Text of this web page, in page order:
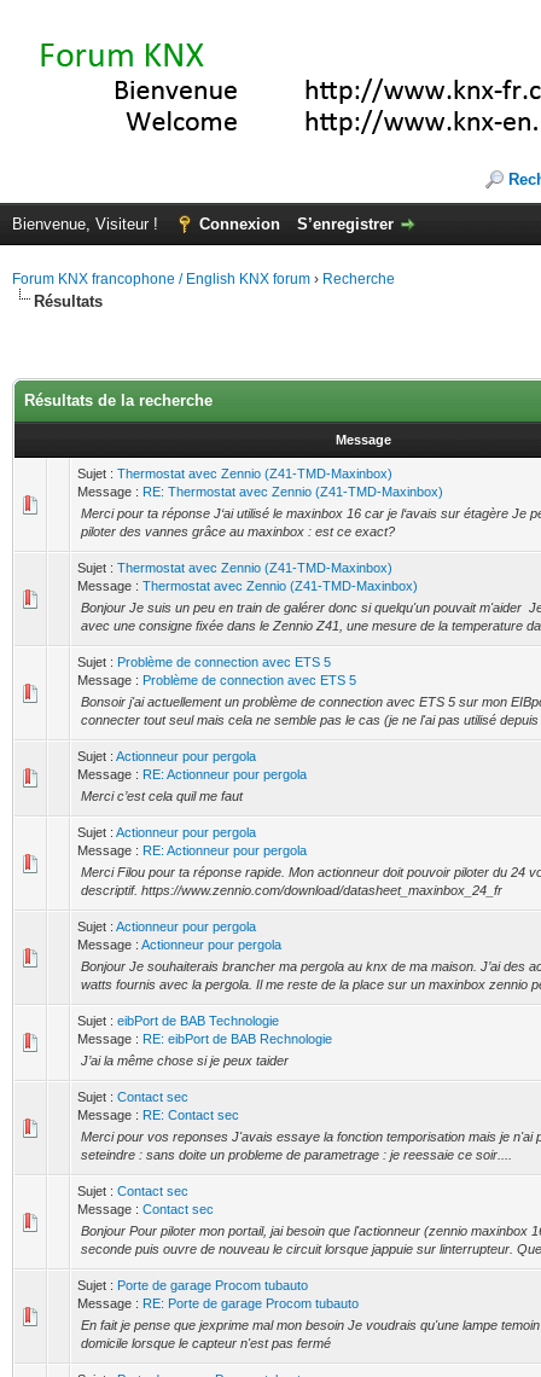
Bienvenue, Visiteur ! Connexion S’enregistrer
Forum KNX francophone / English KNX forum › Recherche
Résultats
Résultats de la recherche
Message
Sujet : Thermostat avec Zennio (Z41-TMD-Maxinbox)
Message : RE: Thermostat avec Zennio (Z41-TMD-Maxinbox)
Merci pour ta réponse J‘ai utilisé le maxinbox 16 car je l‘avais sur étagère Je
piloter des vannes grâce au maxinbox : est ce exact?
Sujet : Thermostat avec Zennio (Z41-TMD-Maxinbox)
Message : Thermostat avec Zennio (Z41-TMD-Maxinbox)
Bonjour Je suis un peu en train de galérer donc si quelqu'un pouvait m'aider
avec une consigne fixée dans le Zennio Z41, une mesure de la temperature
Sujet : Problème de connection avec ETS 5
Message : Problème de connection avec ETS 5
Bonsoir j'ai actuellement un problème de connection avec ETS 5 sur mon
connecter tout seul mais cela ne semble pas le cas (je ne l'ai pas utilisé
Sujet : Actionneur pour pergola
Message : RE: Actionneur pour pergola
Merci c’est cela quil me faut
Sujet : Actionneur pour pergola
Message : RE: Actionneur pour pergola
Merci Filou pour ta réponse rapide. Mon actionneur doit pouvoir piloter du 24
descriptif. https://www.zennio.com/download/datasheet_maxinbox_24_fr
Sujet : Actionneur pour pergola
Message : Actionneur pour pergola
Bonjour Je souhaiterais brancher ma pergola au knx de ma maison. J’ai des
watts fournis avec la pergola. Il me reste de la place sur un maxinbox zennio
Sujet : eibPort de BAB Technologie
Message : RE: eibPort de BAB Rechnologie
J’ai la même chose si je peux taider
Sujet : Contact sec
Message : RE: Contact sec
Merci pour vos reponses J'avais essaye la fonction temporisation mais je n'ai
seteindre : sans doite un probleme de parametrage : je reessaie ce soir....
Sujet : Contact sec
Message : Contact sec
Bonjour Pour piloter mon portail, jai besoin que l'actionneur (zennio maxinbox
seconde puis ouvre de nouveau le circuit lorsque jappuie sur linterrupteur.
Sujet : Porte de garage Procom tubauto
Message : RE: Porte de garage Procom tubauto
En fait je pense que jexprime mal mon besoin Je voudrais qu'une lampe
domicile lorsque le capteur n'est pas fermé